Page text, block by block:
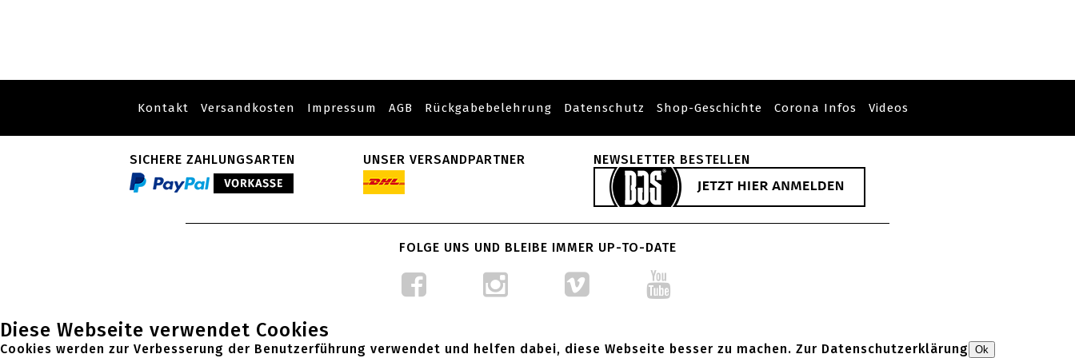
Kontakt Versandkosten Impressum AGB Rückgabebelehrung Datenschutz Shop-Geschichte Corona Infos Videos
SICHERE ZAHLUNGSARTEN UNSER VERSANDPARTNER NEWSLETTER BESTELLEN
FOLGE UNS UND BLEIBE IMMER UP-TO-DATE
Diese Webseite verwendet Cookies
Cookies werden zur Verbesserung der Benutzerführung verwendet und helfen dabei, diese Webseite besser zu machen. Zur Datenschutzerklärung